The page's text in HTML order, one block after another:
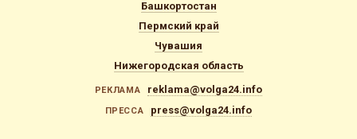
Башкортостан
Пермский край
Чувашия
Нижегородская область
РЕКЛАМА reklama@volga24.info
ПРЕССА press@volga24.info